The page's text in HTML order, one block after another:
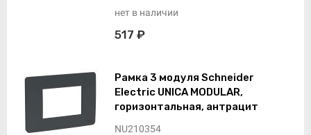
нет в наличии
517 ₽
Рамка 3 модуля Schneider
Electric UNICA MODULAR,
горизонтальная, антрацит
NU210354